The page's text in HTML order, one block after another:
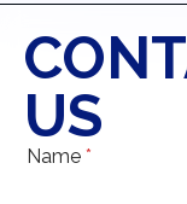
US
Name *